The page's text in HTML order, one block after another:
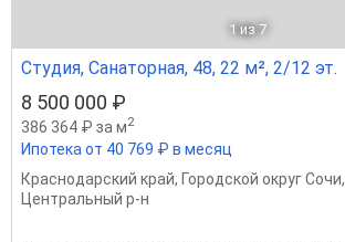
1 из 7
Студия, Санаторная, 48, 22 м², 2/12 эт.
8 500 000 ₽
386 364 ₽ за м2
Ипотека от 40 769 ₽ в месяц
Краснодарский край, Городской округ Сочи,
Центральный р-н